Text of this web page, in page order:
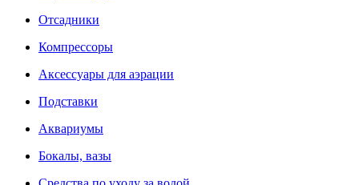
Отсадники
Компрессоры
Аксессуары для аэрации
Подставки
Аквариумы
Бокалы, вазы